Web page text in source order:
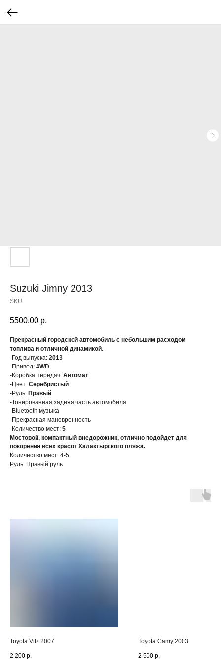
Suzuki Jimny 2013
SKU:
5500,00 р.
Прекрасный городской автомобиль с небольшим расходом
топлива и отличной динамикой.
-Год выпуска: 2013
-Привод: 4WD
-Коробка передач: Автомат
-Цвет: Серебристый
-Руль: Правый
-Тонированная задняя часть автомобиля
-Bluetooth музыка
-Прекрасная маневренность
-Количество мест: 5
Мостовой, компактный внедорожник, отлично подойдет для
покорения всех красот Халактырского пляжа.
Количество мест: 4-5
Руль: Правый руль
Toyota Vitz 2007
2 200 р.
Toyota Camy 2003
2 500 р.